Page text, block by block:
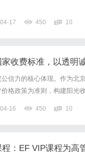
17 450 10
收费标准，以透明
信力的核心体现。作为北
格政策为准则，构建阳光
以患者为中心”，杜绝过度
的前提下精简非必要环节
16 450 10
：EF VIP课程为高